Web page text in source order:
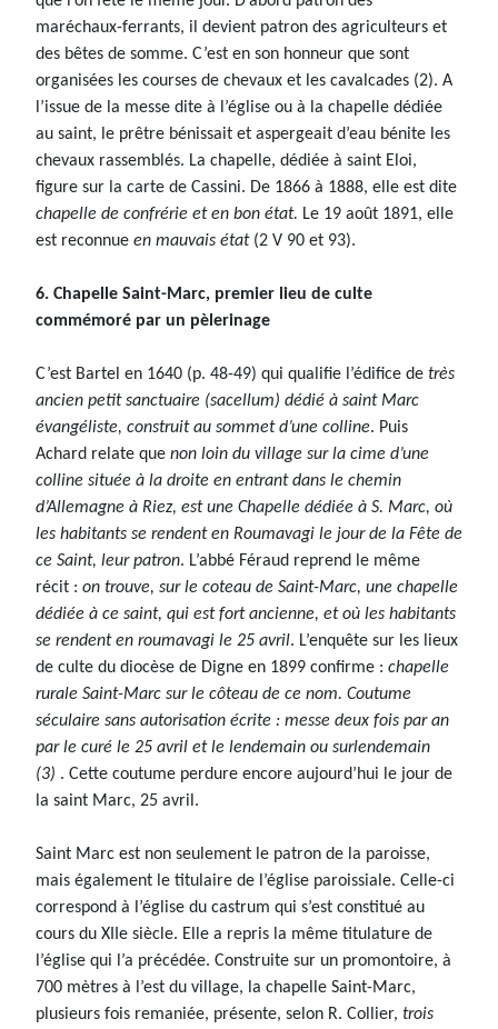
maréchaux-ferrants, il devient patron des agriculteurs et
des bêtes de somme. C’est en son honneur que sont
organisées les courses de chevaux et les cavalcades (2). A
l’issue de la messe dite à l’église ou à la chapelle dédiée
au saint, le prêtre bénissait et aspergeait d’eau bénite les
chevaux rassemblés. La chapelle, dédiée à saint Eloi,
figure sur la carte de Cassini. De 1866 à 1888, elle est dite
chapelle de confrérie et en bon état. Le 19 août 1891, elle
est reconnue en mauvais état(2 V 90 et 93).
6. Chapelle Saint-Marc, premier lieu de culte
commémoré par un pèlerinage
C’est Bartel en 1640 (p. 48-49) qui qualifie l’édifice de très
ancien petit sanctuaire (sacellum) dédié à saint Marc
évangéliste, construit au sommet d’une colline. Puis
Achard relate que non loin du village sur la cime d’une
colline située à la droite en entrant dans le chemin
d’Allemagne à Riez, est une Chapelle dédiée à S. Marc, où
les habitants se rendent en Roumavagi le jour de la Fête de
ce Saint, leur patron. L’abbé Féraud reprend le même
récit : on trouve, sur le coteau de Saint-Marc, une chapelle
dédiée à ce saint, qui est fort ancienne, et où les habitants
se rendent en roumavagi le 25 avril. L’enquête sur les lieux
de culte du diocèse de Digne en 1899 confirme : chapelle
rurale Saint-Marc sur le côteau de ce nom. Coutume
séculaire sans autorisation écrite : messe deux fois par an
par le curé le 25 avril et le lendemain ou surlendemain
(3) . Cette coutume perdure encore aujourd’hui le jour de
la saint Marc, 25 avril.
Saint Marc est non seulement le patron de la paroisse,
mais également le titulaire de l’église paroissiale. Celle-ci
correspond à l’église du castrum qui s’est constitué au
cours du XIIe siècle. Elle a repris la même titulature de
l’église qui l’a précédée. Construite sur un promontoire, à
700 mètres à l’est du village, la chapelle Saint-Marc,
plusieurs fois remaniée, présente, selon R. Collier, trois